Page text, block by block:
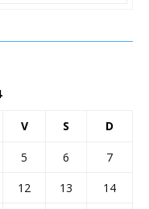
V S D
5 6
7
12 13
14